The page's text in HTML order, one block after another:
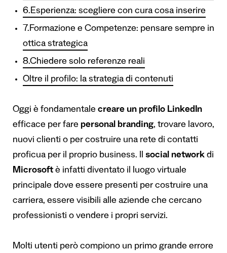
6.Esperienza: scegliere con cura cosa inserire
7.Formazione e Competenze: pensare sempre in
ottica strategica
8.Chiedere solo referenze reali
Oltre il profilo: la strategia di contenuti
Oggi è fondamentale creare un profilo LinkedIn
efficace per fare personal branding, trovare lavoro,
nuovi clienti o per costruire una rete di contatti
proficua per il proprio business. Il social network di
Microsoft è infatti diventato il luogo virtuale
principale dove essere presenti per costruire una
carriera, essere visibili alle aziende che cercano
professionisti o vendere i propri servizi.
Molti utenti però compiono un primo grande errore